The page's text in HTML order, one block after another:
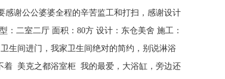
谢公公婆婆全程的辛苦监工和打扫，感谢设计
二室二厅 面积：80方 设计：东仓美舍 施工：
生间进门，我家卫生间绝对的简约，别说淋浴
着 美克之都浴室柜 我的最爱，大浴缸，旁边还